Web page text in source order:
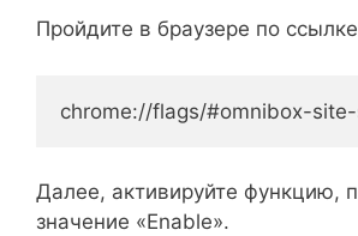
Пройдите в браузере по
chrome://flags/#omnibox-
Далее, активируйте функцию,
значение «Enable».